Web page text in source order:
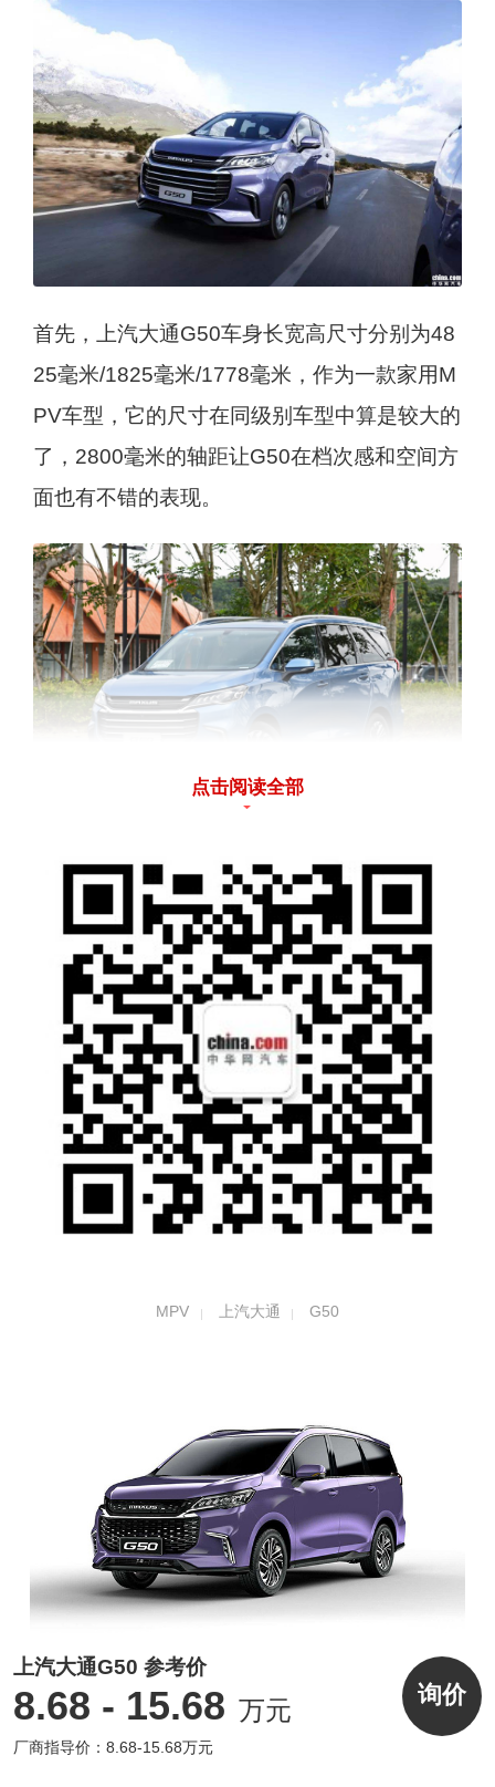
首先，上汽大通G50车身长宽高尺寸分别为48
25毫米/1825毫米/1778毫米，作为一款家用M
PV车型，它的尺寸在同级别车型中算是较大的
了，2800毫米的轴距让G50在档次感和空间方
面也有不错的表现。
外观方面，新车在传承了家族设计的基础之
上，前脸采用了八边形大嘴式设计，下方的前
唇处还采用了铲状的造型。犀利的前大灯为LE
D光源，并且LED日间行车灯颇具辨识度。车
身侧面，后侧车窗采用了隐私玻璃，B柱、C柱
和D柱同为隐藏式设计，搭配悬浮式车顶的风
格特征极具时尚感。
内饰方面，上汽大通G50采用了家用气息比较
强烈的设计风格。整个仪表台通过不同层次的
拼接营造出了环抱式的内饰氛围，并加入了大
了7英寸的液晶仪表盘和12.3英寸的悬浮式触
控屏，并搭载“斑马智行系统”。同时，炫彩氛
围灯的加入，让车辆在家具气息明显的同时又
点击阅读全部
MPV 上汽大通 G50
上汽大通G50 参考价
8.68 - 15.68 万元
厂商指导价：8.68-15.68万元
询价